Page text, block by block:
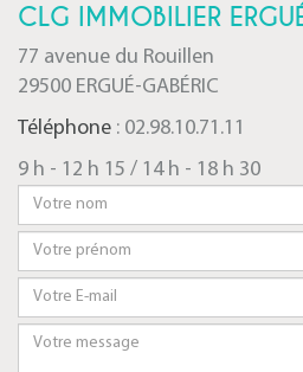
CLG IMMOBILIER
77 avenue du Rouillen
29500 ERGUÉ-GABÉRIC
Téléphone : 02.98.10.71.11
9 h - 12 h 15 / 14 h - 18 h 30